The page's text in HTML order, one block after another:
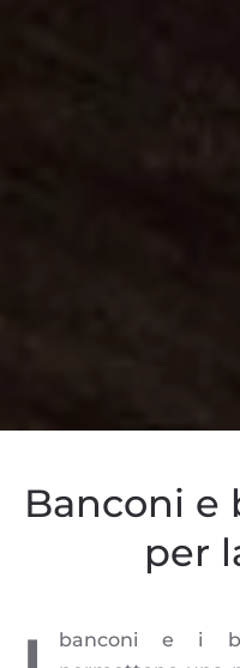
Banconi e
per
banconi e i